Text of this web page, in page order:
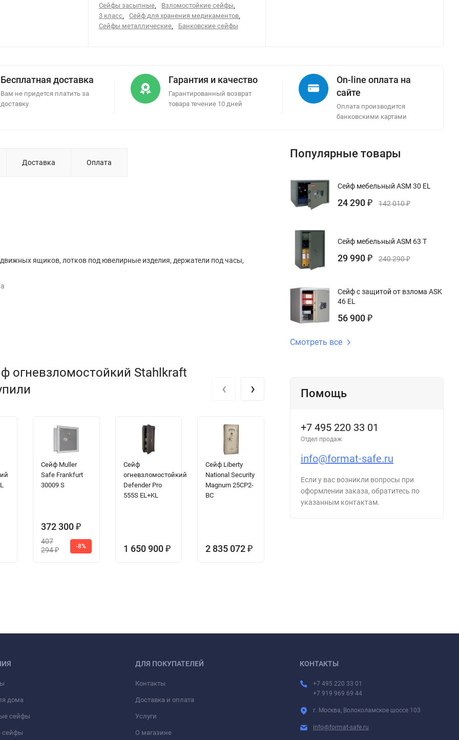
Сейфы засыпные, Взломостойкие сейфы,
3 класс, Сейф для хранения медикаментов,
Сейфы металлические, Банковские сейфы
Бесплатная доставка
Вам не придется платить за
доставку
Гарантия и качество
Гарантированный возврат
товара течение 10 дней
On-line оплата на
сайте
Оплата производится
банковскими картами
Доставка Оплата
ящиков, лотков под ювелирные изделия, держатели под часы,
компанией Германии и Швеции.
ножей и необходимой мелочи.
до 14.
Pro 259 до 50 000 euro.
в данном сейфе до 500 000 euro.
огневзломостойкий Stahlkraft
Сейф Muller
Safe Frankfurt
30009 S
372 300 ₽
407
294₽
-8%
Сейф
огневзломостойкий
Defender Pro
555S EL+KL
1 650 900 ₽
Сейф Liberty
National Security
Magnum 25CP2-
BC
2 835 072₽
Сейф
Griffon MSR 25 E
Сейф Juwel
‹ ›
Популярные товары
Сейф мебельный ASM 30 EL
24 290 ₽ 142 010₽
Сейф мебельный ASM 63 T
29 990 ₽ 240 290₽
Сейф с защитой от взлома ASK
46 EL
56 900 ₽
Смотреть все
Помощь
+7 495 220 33 01
Отдел продаж
info@format-safe.ru
Если у вас возникли вопросы при
оформлении заказа, обратитесь по
указанным контактам.
дома
сейфы
сейфы
ДЛЯ ПОКУПАТЕЛЕЙ
Контакты
Доставка и оплата
Услуги
О магазине
КОНТАКТЫ
+7 495 220 33 01
+7 919 969 69 44
г. Москва, Волоколамское шоссе 103
info@format-safe.ru